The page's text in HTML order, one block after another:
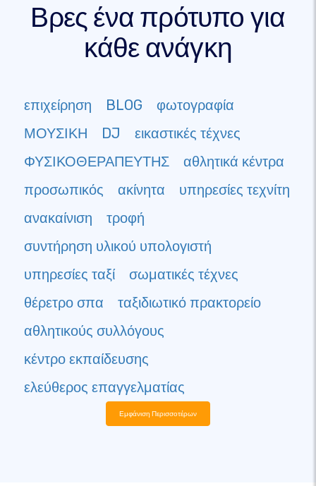
Βρες ένα πρότυπο για
κάθε ανάγκη
επιχείρηση BLOG
φωτογραφία
ΜΟΥΣΙΚΗ
DJ
εικαστικές τέχνες
ΦΥΣΙΚΟΘΕΡΑΠΕΥΤΗΣ
αθλητικά κέντρα
προσωπικός
ακίνητα
υπηρεσίες τεχνίτη
ανακαίνιση
τροφή
συντήρηση υλικού υπολογιστή
υπηρεσίες ταξί
σωματικές τέχνες
θέρετρο σπα
ταξιδιωτικό πρακτορείο
αθλητικούς συλλόγους
κέντρο εκπαίδευσης
ελεύθερος επαγγελματίας
Εμφάνιση Περισσοτέρων